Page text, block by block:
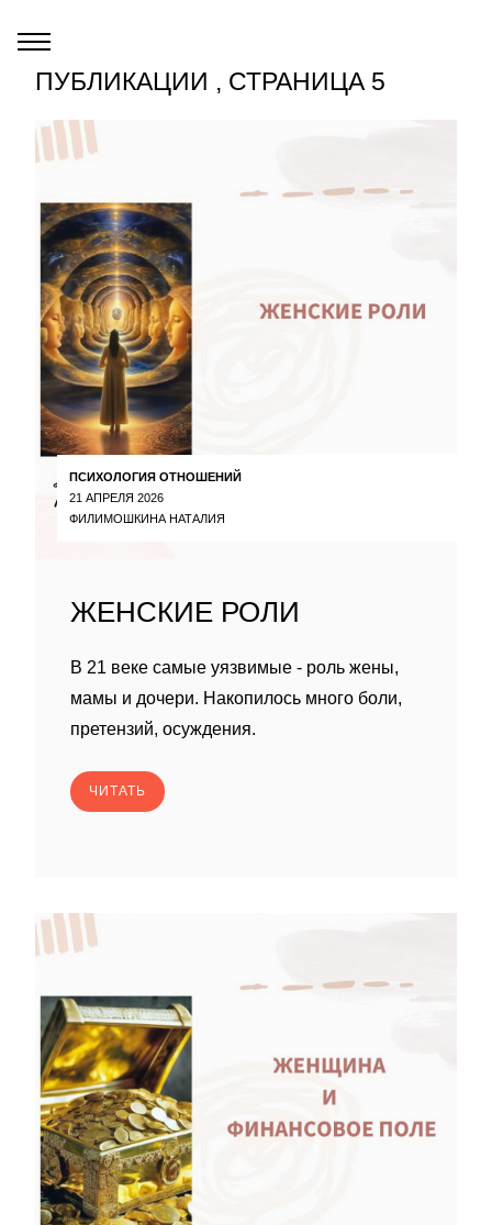
ПУБЛИКАЦИИ , СТРАНИЦА 5
ПСИХОЛОГИЯ ОТНОШЕНИЙ
21 АПРЕЛЯ 2026
ФИЛИМОШКИНА НАТАЛИЯ
ЖЕНСКИЕ РОЛИ
В 21 веке самые уязвимые - роль жены,
мамы и дочери. Накопилось много боли,
претензий, осуждения.
ЧИТАТЬ